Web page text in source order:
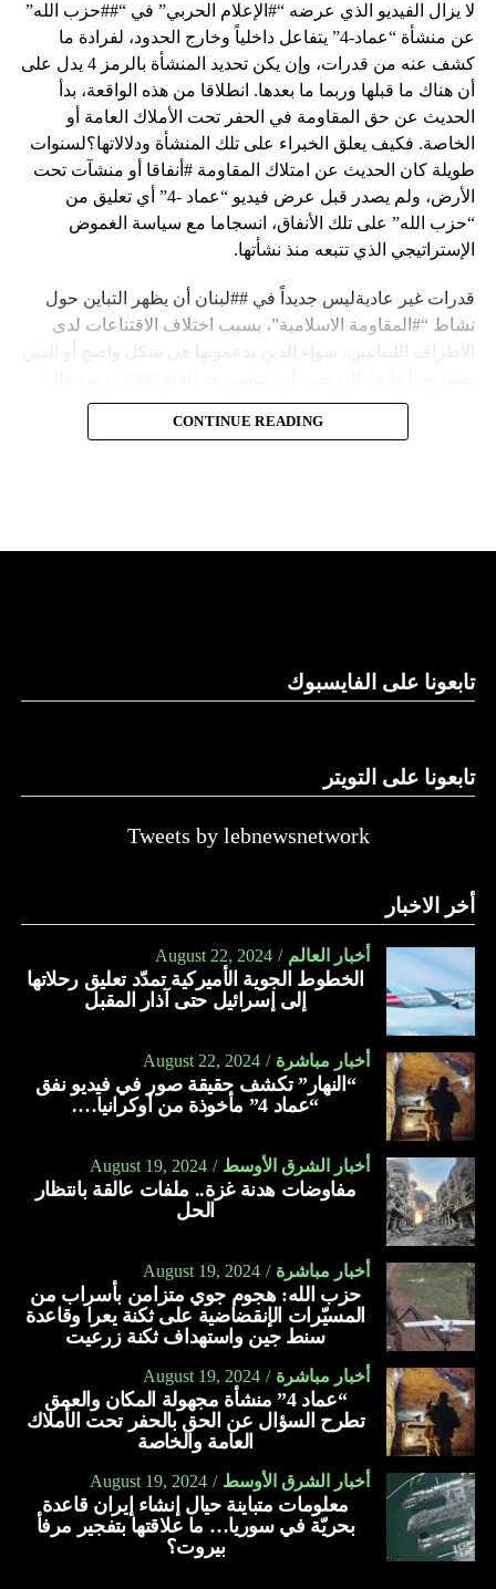
لا يزال الفيديو الذي عرضه “#الإعلام الحربي” في “##حزب الله”
عن منشأة “عماد-4” يتفاعل داخلياً وخارج الحدود، لفرادة ما
كشف عنه من قدرات، وإن يكن تحديد المنشأة بالرمز 4 يدل على
أن هناك ما قبلها وربما ما بعدها. انطلاقا من هذه الواقعة، بدأ
الحديث عن حق المقاومة في الحفر تحت الأملاك العامة أو
الخاصة. فكيف يعلق الخبراء على تلك المنشأة ودلالاتها؟لسنوات
طويلة كان الحديث عن امتلاك المقاومة #أنفاقا أو منشآت تحت
الأرض، ولم يصدر قبل عرض فيديو “عماد -4” أي تعليق من
“حزب الله” على تلك الأنفاق، انسجاما مع سياسة الغموض
الإستراتيجي الذي تتبعه منذ نشأتها.
قدرات غير عاديةليس جديداً في ##لبنان أن يظهر التباين حول
نشاط “#المقاومة الاسلامية”، بسبب اختلاف الاقتناعات لدى
الأطراف اللبنانيين، سواء الذين يدعمونها في شكل واضح أو الذين
إلى أن المقاومة ضد الاحتلال الإسرائيلي لم تكن يوماً محط
إجماع داخلي، وإن كانت القوى اللبنانية المؤمنة بالصراع ضد
النهار
CONTINUE READING
تابعونا على الفايسبوك
تابعونا على التويتر
Tweets by lebnewsnetwork
أخر الاخبار
أخبار العالم August 22, 2024
الخطوط الجوية الأميركية تمدّد تعليق رحلاتها
إلى إسرائيل حتى آذار المقبل
أخبار مباشرة August 22, 2024
“النهار” تكشف حقيقة صور في فيديو نفق
“عماد 4” مأخوذة من أوكرانيا….
أخبار الشرق الأوسط August 19, 2024
مفاوضات هدنة غزة.. ملفات عالقة بانتظار
الحل
أخبار مباشرة August 19, 2024
حزب الله: هجوم جوي متزامن بأسراب من
المسيّرات الإنقضاضية على ثكنة يعرا وقاعدة
سنط جين واستهداف ثكنة زرعيت
أخبار مباشرة August 19, 2024
“عماد 4” منشأة مجهولة المكان والعمق
تطرح السؤال عن الحق بالحفر تحت الأملاك
العامة والخاصة
أخبار الشرق الأوسط August 19, 2024
معلومات متباينة حيال إنشاء إيران قاعدة
بحريّة في سوريا… ما علاقتها بتفجير مرفأ
بيروت؟